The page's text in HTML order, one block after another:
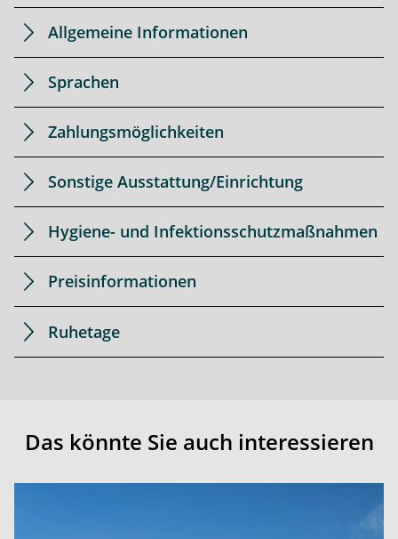
Allgemeine Informationen
Sprachen
Zahlungsmöglichkeiten
Sonstige Ausstattung/Einrichtung
Hygiene- und Infektionsschutzmaßnahmen
Preisinformationen
Ruhetage
Das könnte Sie auch interessieren